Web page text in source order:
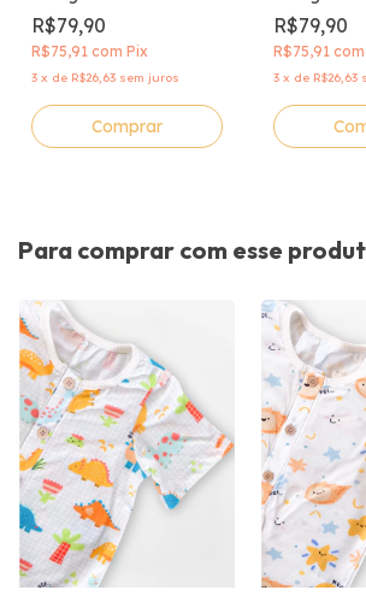
Solar
R$79,90
R$75,91 com Pix
3 x de R$26,63 sem juros
Comprar
Sol
R$79,90
R$75,91com
3 x de R$26,63
Para comprar com esse